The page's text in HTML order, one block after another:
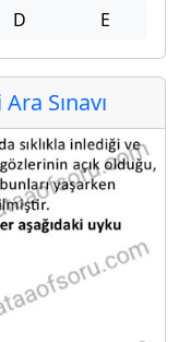
D E
Sınavı